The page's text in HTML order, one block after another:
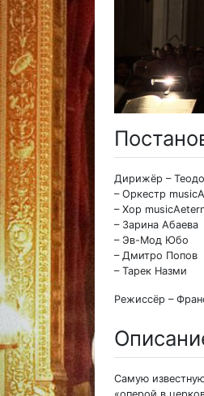
Дирижёр –
– Оркестр
– Хор
– Зарина Абаева
– Эв-Мод Юбо
– Дмитро Попов
– Тарек Назми
Режиссёр –
Самую